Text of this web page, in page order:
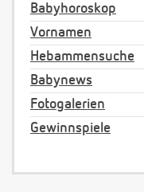
Babyhoroskop
Vornamen
Hebammensuche
Babynews
Fotogalerien
Gewinnspiele